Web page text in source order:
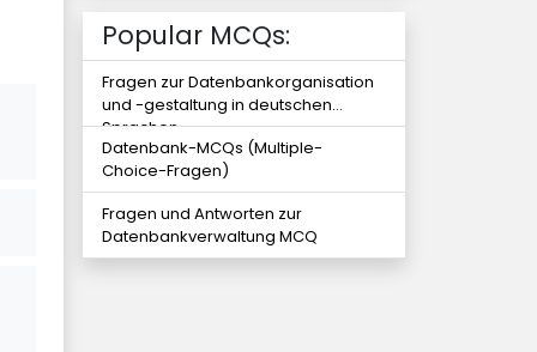
Popular MCQs:
Fragen zur Datenbankorganisation
und -gestaltung in deutschen
Sprachen
Datenbank-MCQs (Multiple-
Choice-Fragen)
Fragen und Antworten zur
Datenbankverwaltung MCQ